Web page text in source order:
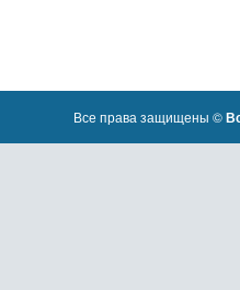
Все права защищены ©